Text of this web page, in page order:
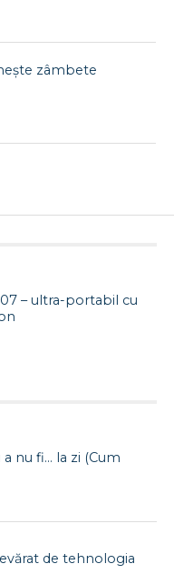
zâmbete
– ultra-portabil cu
a nu fi… la zi (Cum
de tehnologia